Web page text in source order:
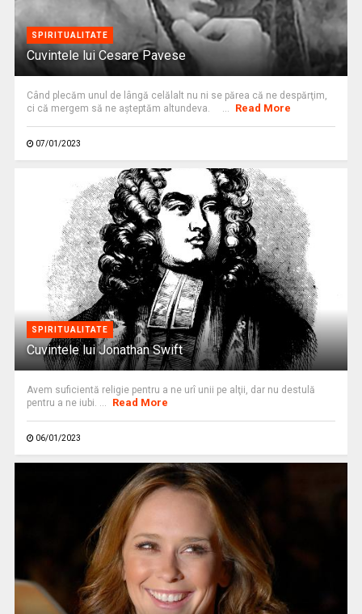
SPIRITUALITATE
Cuvintele lui Cesare Pavese
Când plecăm unul de lângă celălalt nu ni se părea că ne despărţim,
ci că mergem să ne aşteptăm altundeva. ...
Read More
07/01/2023
SPIRITUALITATE
Cuvintele lui Jonathan Swift
Avem suficientă religie pentru a ne urî unii pe alţii, dar nu destulă
pentru a ne iubi. ...
Read More
06/01/2023